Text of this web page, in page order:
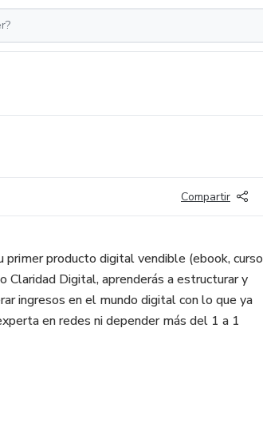
Compartir
primer producto digital vendible (ebook, curso
Digital, aprenderás a estructurar y
ingresos en el mundo digital con lo que ya
en redes ni depender más del 1 a 1